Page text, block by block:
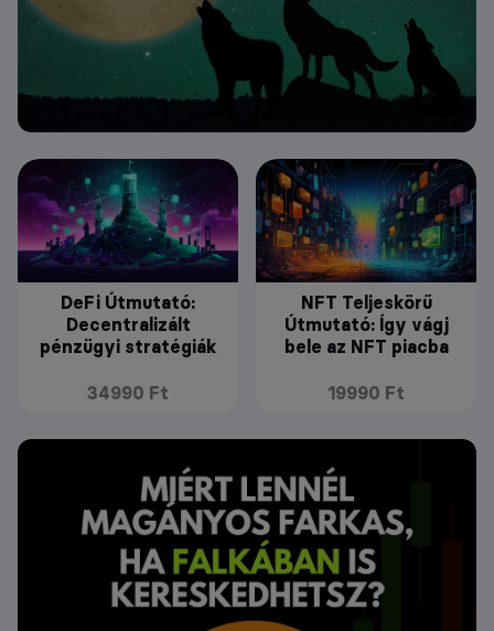
DeFi Útmutató:
Decentralizált
pénzügyi stratégiák
34990 Ft
NFT Teljeskörű
Útmutató: Így vágj
bele az NFT piacba
19990 Ft